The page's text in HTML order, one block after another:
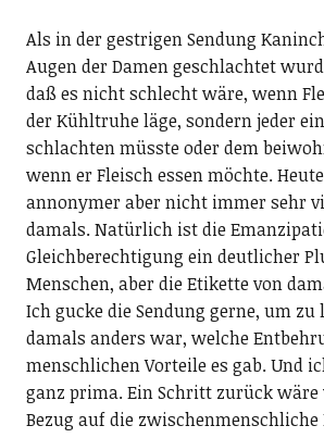
Als in der gestrigen Sendung
Augen der Damen geschlachtet
daß es nicht schlecht wäre, wenn
der Kühltruhe läge, sondern jeder
schlachten müsste oder dem
wenn er Fleisch essen möchte.
annonymer aber nicht immer sehr
damals. Natürlich ist die
Gleichberechtigung ein deutlicher
Menschen, aber die Etikette von
Ich gucke die Sendung gerne, um zu
damals anders war, welche
menschlichen Vorteile es gab. Und
ganz prima. Ein Schritt zurück
Bezug auf die